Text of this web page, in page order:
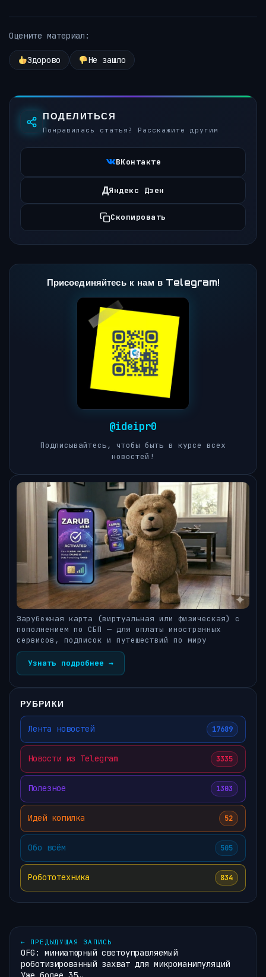
Оцените материал:
Здорово Не зашло
ПОДЕЛИТЬСЯ
Понравилась статья? Расскажите другим
ВКонтакте
ДЯндекс Дзен
Скопировать
Присоединяйтесь к нам в Telegram!
@ideipr0
Подписывайтесь, чтобы быть в курсе всех
новостей!
Зарубежная карта (виртуальная или физическая) с
пополнением по СБП — для оплаты иностранных
сервисов, подписок и путешествий по миру
Узнать подробнее →
РУБРИКИ
Лента новостей 17689
Новости из Telegram 3335
Полезное 1303
Идей копилка 52
Обо всём 505
Робототехника 834
← ПРЕДЫДУЩАЯ ЗАПИСЬ
OFG: миниатюрный светоуправляемый
роботизированный захват для микроманипуляций